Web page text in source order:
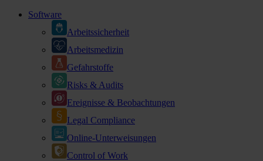
Software
Arbeitssicherheit
Arbeitsmedizin
Gefahrstoffe
Risks & Audits
Ereignisse & Beobachtungen
Legal Compliance
Online-Unterweisungen
Control of Work